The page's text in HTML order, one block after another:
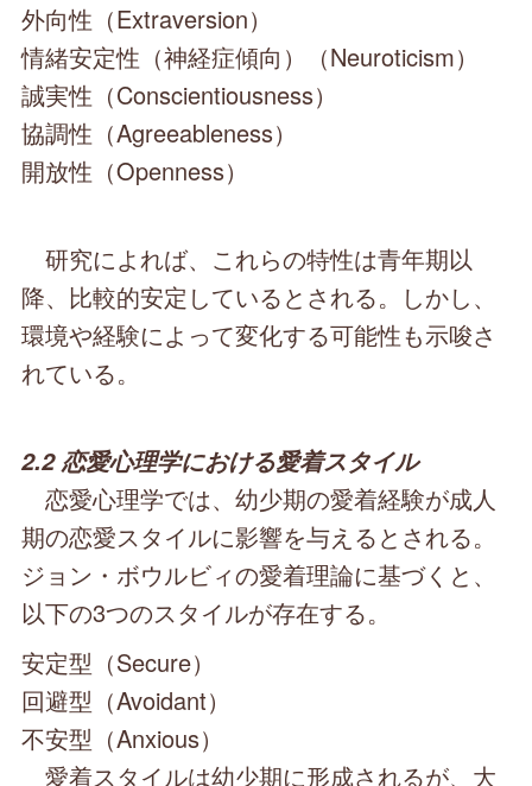
外向性（Extraversion）
情緒安定性（神経症傾向）（Neuroticism）
誠実性（Conscientiousness）
協調性（Agreeableness）
開放性（Openness）
研究によれば、これらの特性は青年期以
降、比較的安定しているとされる。しかし、
環境や経験によって変化する可能性も示唆さ
れている。
2.2 恋愛心理学における愛着スタイル
恋愛心理学では、幼少期の愛着経験が成人
期の恋愛スタイルに影響を与えるとされる。
ジョン・ボウルビィの愛着理論に基づくと、
以下の3つのスタイルが存在する。
安定型（Secure）
回避型（Avoidant）
不安型（Anxious）
愛着スタイルは幼少期に形成されるが、大